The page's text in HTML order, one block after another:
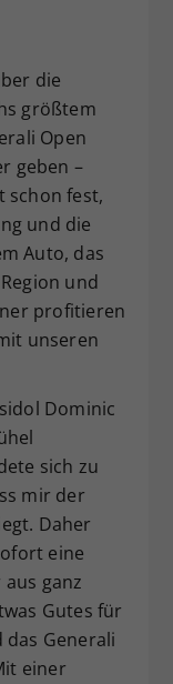
die
größtem
Open
geben –
schon fest,
und die
Auto, das
und
profitieren
unseren
Dominic
sich zu
mir der
Daher
eine
ganz
Gutes für
das Generali
einer